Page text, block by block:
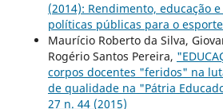
(2014): Rendimento, educação
políticas públicas para o
Maurício Roberto da Silva,
Rogério Santos Pereira,
corpos docentes "feridos" na
de qualidade na "Pátria
27 n. 44 (2015)